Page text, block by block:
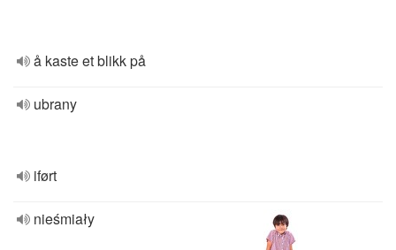
å kaste et blikk på
ubrany
iført
nieśmiały